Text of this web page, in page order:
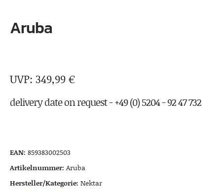
Aruba
349,99€
delivery date on request - +49 (0) 5204 - 92 47 732
EAN: 859383002503
Artikelnummer: Aruba
Hersteller/Kategorie: Nektar